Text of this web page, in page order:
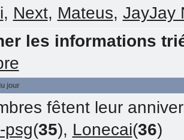
, Next, Mateus, JayJay
les informations
jour
fêtent leur
psg(35), Lonecai(36)